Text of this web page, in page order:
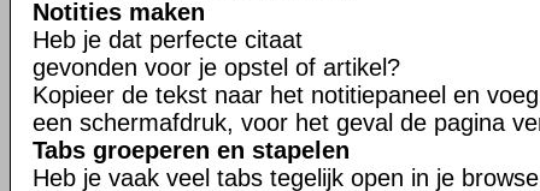
Notities maken
Heb je dat perfecte citaat
gevonden voor je opstel of artikel?
Kopieer de tekst naar het notitiepaneel en
een schermafdruk, voor het geval de pagina
Tabs groeperen en stapelen
Heb je vaak veel tabs tegelijk open in je